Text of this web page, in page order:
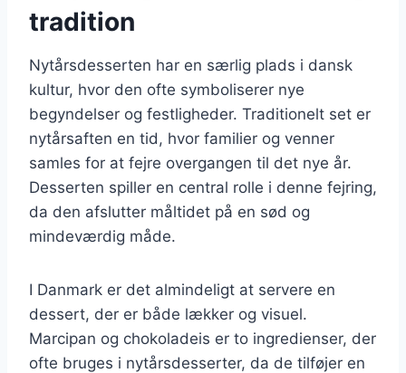
tradition
Nytårsdesserten har en særlig plads i dansk
kultur, hvor den ofte symboliserer nye
begyndelser og festligheder. Traditionelt set er
nytårsaften en tid, hvor familier og venner
samles for at fejre overgangen til det nye år.
Desserten spiller en central rolle i denne fejring,
da den afslutter måltidet på en sød og
mindeværdig måde.
I Danmark er det almindeligt at servere en
dessert, der er både lækker og visuel.
Marcipan og chokoladeis er to ingredienser, der
ofte bruges i nytårsdesserter, da de tilføjer en